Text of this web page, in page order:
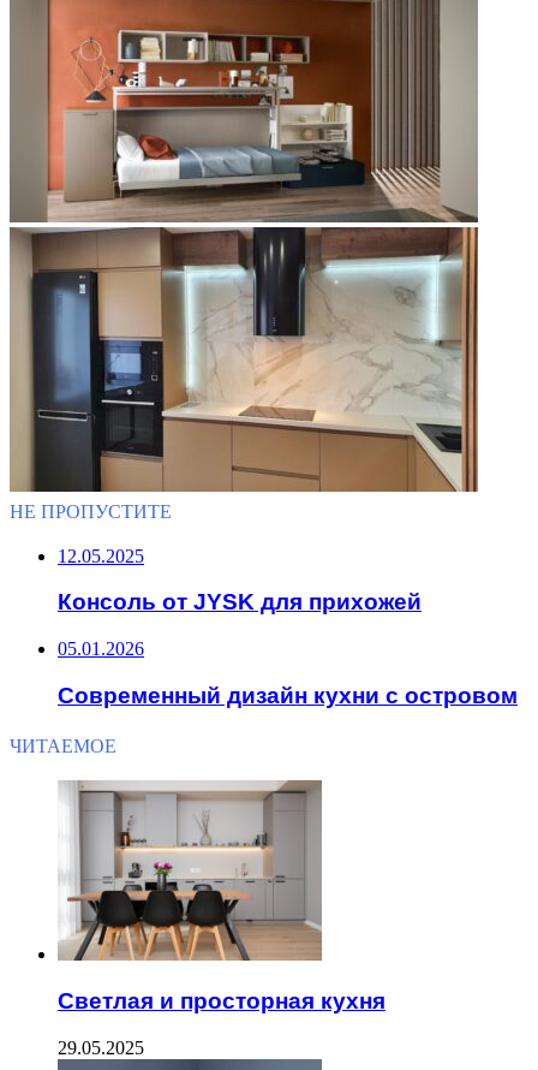
НЕ ПРОПУСТИТЕ
12.05.2025
Консоль от JYSK для прихожей
05.01.2026
Современный дизайн кухни с островом
ЧИТАЕМОЕ
Светлая и просторная кухня
29.05.2025